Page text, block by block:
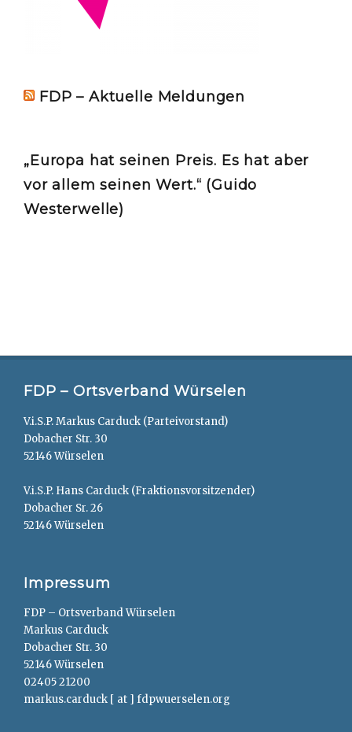
FDP – Aktuelle Meldungen
„Europa hat seinen Preis. Es hat aber
vor allem seinen Wert.“ (Guido
Westerwelle)
FDP – Ortsverband Würselen
V.i.S.P. Markus Carduck (Parteivorstand)
Dobacher Str. 30
52146 Würselen
V.i.S.P. Hans Carduck (Fraktionsvorsitzender)
Dobacher Sr. 26
52146 Würselen
Impressum
FDP – Ortsverband Würselen
Markus Carduck
Dobacher Str. 30
52146 Würselen
02405 21200
markus.carduck [ at ] fdpwuerselen.org